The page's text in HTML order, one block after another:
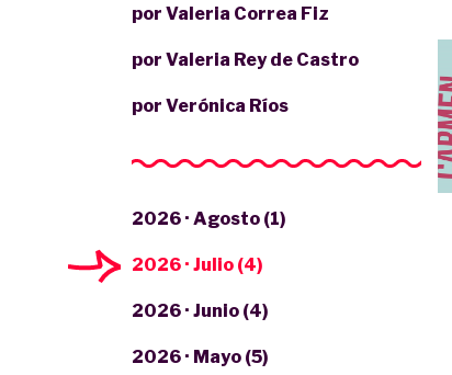
por Valeria Correa Fiz
por Valeria Rey de Castro
por Verónica Ríos
2026 · Agosto (1)
2026 · Julio (4)
2026 · Junio (4)
2026 · Mayo (5)